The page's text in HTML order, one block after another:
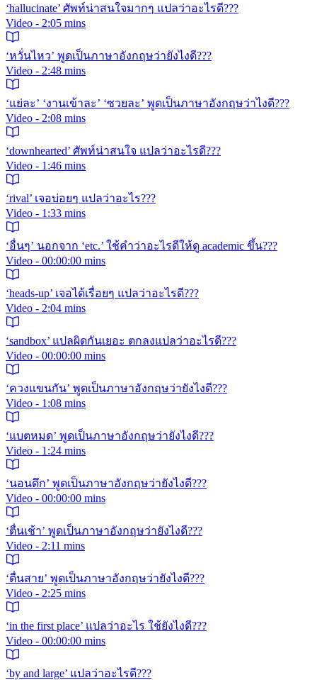
‘hallucinate’ ศัพท์น่าสนใจมากๆ แปลว่าอะไรดี???
Video - 2:05 mins
‘หวั่นไหว’ พูดเป็นภาษาอังกฤษว่ายังไงดี???
Video - 2:48 mins
‘แย่ละ’ ‘งานเข้าละ’ ‘ซวยละ’ พูดเป็นภาษาอังกฤษว่าไงดี???
Video - 2:08 mins
‘downhearted’ ศัพท์น่าสนใจ แปลว่าอะไรดี???
Video - 1:46 mins
‘rival’ เจอบ่อยๆ แปลว่าอะไร???
Video - 1:33 mins
‘อื่นๆ’ นอกจาก ‘etc.’ ใช้คำว่าอะไรดีให้ดู academic ขึ้น???
Video - 00:00:00 mins
‘heads-up’ เจอได้เรื่อยๆ แปลว่าอะไรดี???
Video - 2:04 mins
‘sandbox’ แปลผิดกันเยอะ ตกลงแปลว่าอะไรดี???
Video - 00:00:00 mins
‘ควงแขนกัน’ พูดเป็นภาษาอังกฤษว่ายังไงดี???
Video - 1:08 mins
‘แบตหมด’ พูดเป็นภาษาอังกฤษว่ายังไงดี???
Video - 1:24 mins
‘นอนดึก’ พูดเป็นภาษาอังกฤษว่ายังไงดี???
Video - 00:00:00 mins
‘ตื่นเช้า’ พูดเป็นภาษาอังกฤษว่ายังไงดี???
Video - 2:11 mins
‘ตื่นสาย’ พูดเป็นภาษาอังกฤษว่ายังไงดี???
Video - 2:25 mins
‘in the first place’ แปลว่าอะไร ใช้ยังไงดี???
Video - 00:00:00 mins
‘by and large’ แปลว่าอะไรดี???